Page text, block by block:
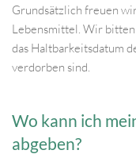
Grundsätzlich freuen
Lebensmittel. Wir bitten
das Haltbarkeitsdatum
verdorben sind.
Wo kann ich
abgeben?